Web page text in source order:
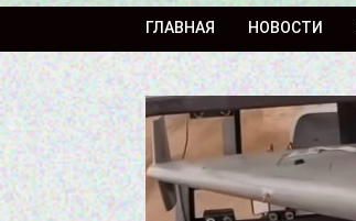
ГЛАВНАЯ НОВОСТИ